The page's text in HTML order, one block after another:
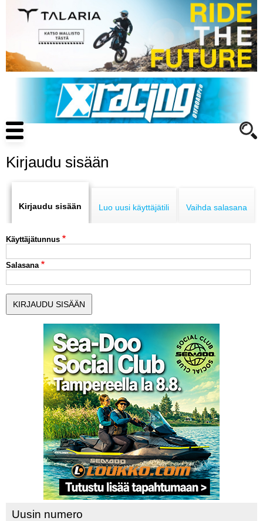
pääsisältöön
Main
navigation
ENDURO
LUE DIGILEHDET
ASIAKASPALVELU JA
OHJEET
MEDIATIEDOT
YHTEYSTIEDOT
Kirjaudu sisään
tabs
Kirjaudu sisään Luo uusi käyttäjätili Vaihda salasana
Käyttäjätunnus
Salasana
Uusin numero